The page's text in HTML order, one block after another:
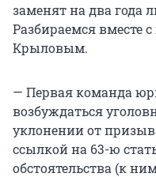
заменят на два года
Разбираемся вместе
Крыловым.
— Первая команда
возбуждаться
уклонении от
ссылкой на 63-ю
обстоятельства (к